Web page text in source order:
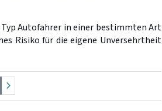
Autofahrer in einer bestimmten Art
Risiko für die eigene Unversehrtheit